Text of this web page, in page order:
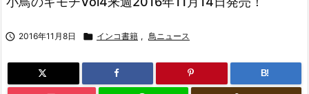
 2016年11月8日  インコ書籍 , 鳥ニュース
B!